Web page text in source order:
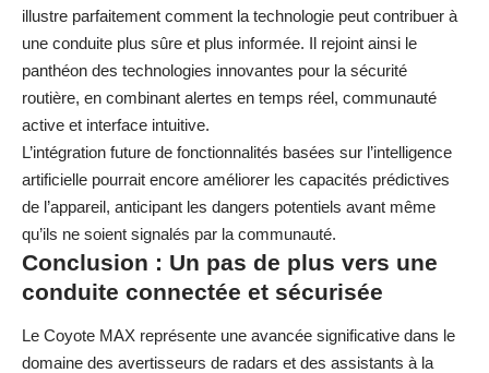
illustre parfaitement comment la technologie peut contribuer à
une conduite plus sûre et plus informée. Il rejoint ainsi le
panthéon des technologies innovantes pour la sécurité
routière, en combinant alertes en temps réel, communauté
active et interface intuitive.
L’intégration future de fonctionnalités basées sur l’intelligence
artificielle pourrait encore améliorer les capacités prédictives
de l’appareil, anticipant les dangers potentiels avant même
qu’ils ne soient signalés par la communauté.
Conclusion : Un pas de plus vers une
conduite connectée et sécurisée
Le Coyote MAX représente une avancée significative dans le
domaine des avertisseurs de radars et des assistants à la